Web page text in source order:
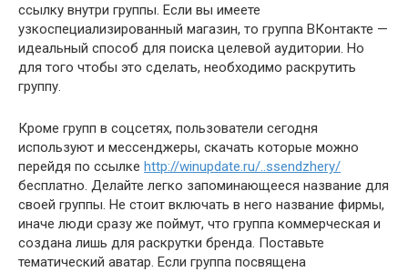
ссылку внутри группы. Если вы имеете
узкоспециализированный магазин, то группа ВКонтакте —
идеальный способ для поиска целевой аудитории. Но
для того чтобы это сделать, необходимо раскрутить
группу.
Кроме групп в соцсетях, пользователи сегодня
используют и мессенджеры, скачать которые можно
перейдя по ссылке http://winupdate.ru/..ssendzhery/
бесплатно. Делайте легко запоминающееся название для
своей группы. Не стоит включать в него название фирмы,
иначе люди сразу же поймут, что группа коммерческая и
создана лишь для раскрутки бренда. Поставьте
тематический аватар. Если группа посвящена